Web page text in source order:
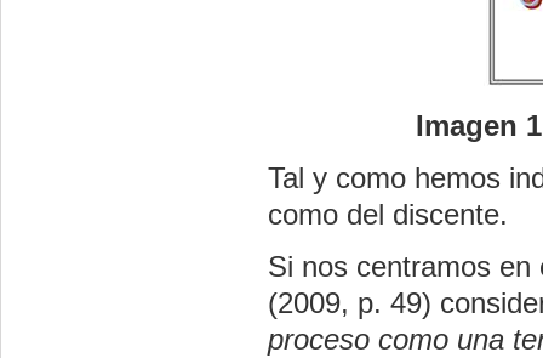
Imagen
Tal y como hemos
como del discente.
Si nos centramos
(2009, p. 49)
proceso como una